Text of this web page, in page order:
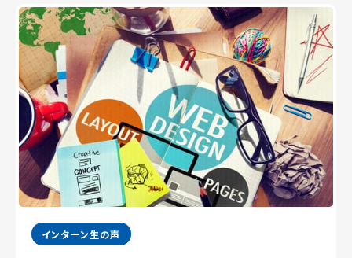
インターン生の声